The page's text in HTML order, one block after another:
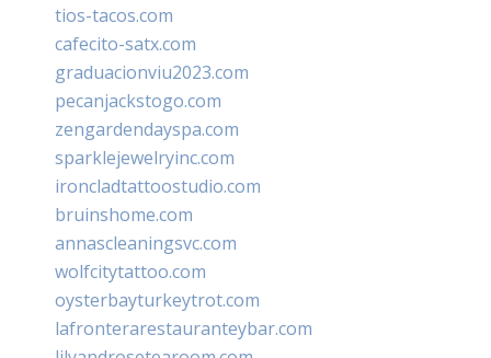
tios-tacos.com
cafecito-satx.com
graduacionviu2023.com
pecanjackstogo.com
zengardendayspa.com
sparklejewelryinc.com
ironcladtattoostudio.com
bruinshome.com
annascleaningsvc.com
wolfcitytattoo.com
oysterbayturkeytrot.com
lafronterarestauranteybar.com